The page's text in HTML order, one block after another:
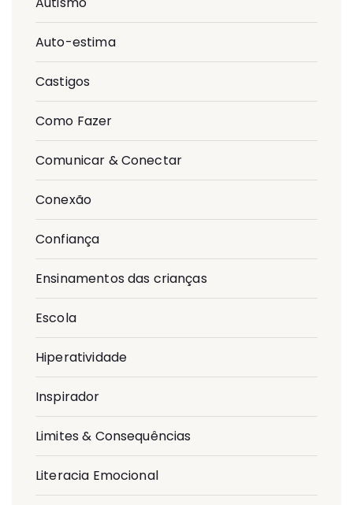
Auto-estima
Castigos
Como Fazer
Comunicar & Conectar
Conexão
Confiança
Ensinamentos das crianças
Escola
Hiperatividade
Inspirador
Limites & Consequências
Literacia Emocional